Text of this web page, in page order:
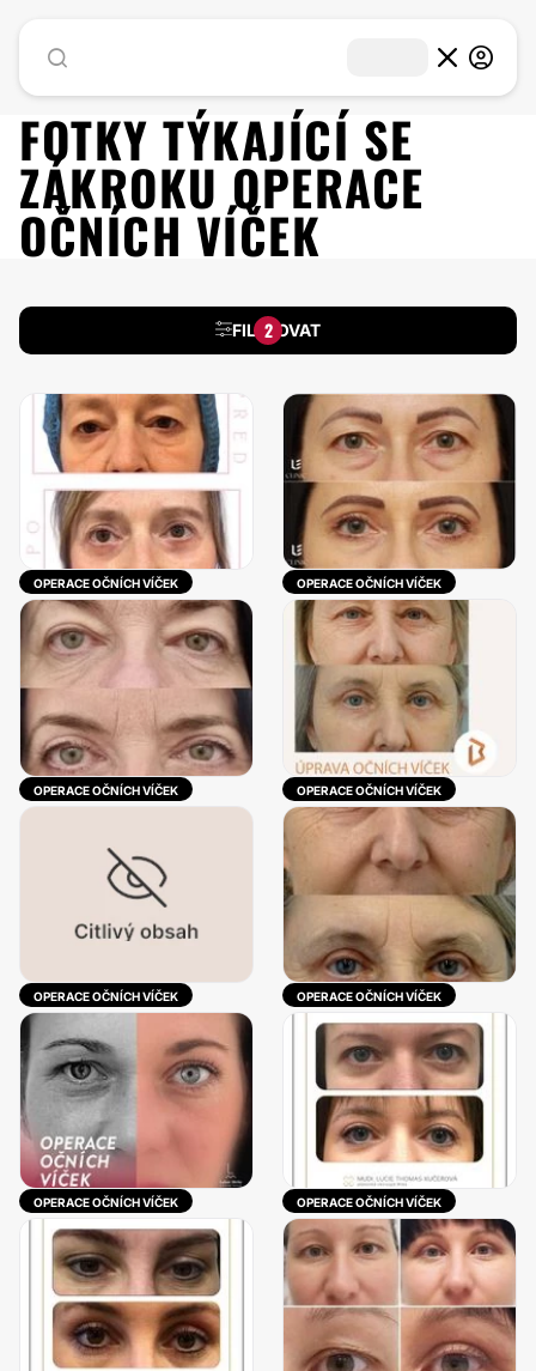
FOTKY TÝKAJÍCÍ SE
ZÁKROKUOPERACE
OČNÍCH VÍČEK
FILTROVAT
2
OPERACE OČNÍCH VÍČEK OPERACE OČNÍCH VÍČEK
OPERACE OČNÍCH VÍČEK OPERACE OČNÍCH VÍČEK
OPERACE OČNÍCH VÍČEK OPERACE OČNÍCH VÍČEK
OPERACE OČNÍCH VÍČEK OPERACE OČNÍCH VÍČEK